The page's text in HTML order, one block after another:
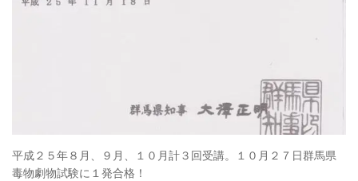
平成２５年８月、９月、１０月計３回受講。１０月２７日群馬県
毒物劇物試験に１発合格！